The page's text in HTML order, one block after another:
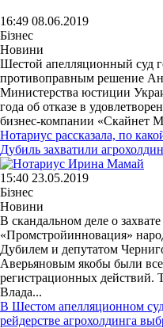
16:49 08.06.2019
Бізнес
Новини
Шестой апелляционный суд
противоправным решение
Министерства юстиции
года об отказе в
бизнес-компании «Скайнет
Нотариус рассказала, по
Дубиль захватили
15:40 23.05.2019
Бізнес
Новини
В скандальном деле о
«Промстройинновация»
Дубилем и депутатом
Аверьяновым якобы были
регистрационных действий.
Влада...
В Шестом апелляционном
рейдерстве агрохолдинга